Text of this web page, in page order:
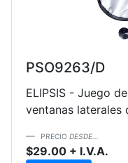
PSO9263/D
ELIPSIS - Juego
ventanas laterales
PRECIO DESDE...
$29.00 + I.V.A.